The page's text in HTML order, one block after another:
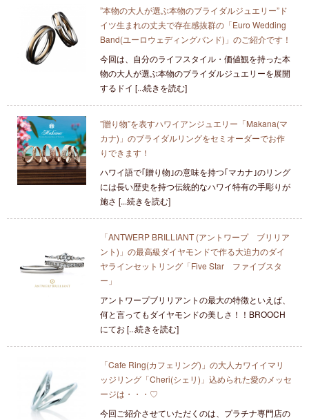
”本物の大人が選ぶ本物のブライダルジュエリー”ド
イツ生まれの丈夫で存在感抜群の「Euro Wedding
Band(ユーロウェディングバンド)」のご紹介です！
今回は、自分のライフスタイル・価値観を持った本
物の大人が選ぶ本物のブライダルジュエリーを展開
するドイ [...続きを読む]
”贈り物”を表すハワイアンジュエリー「Makana(マ
カナ)」のブライダルリングをセミオーダーでお作
りできます！
ハワイ語で｢贈り物｣の意味を持つ｢マカナ｣のリング
には長い歴史を持つ伝統的なハワイ特有の手彫りが
施さ [...続きを読む]
「ANTWERP BRILLIANT (アントワープ ブリリア
ント)」の最高級ダイヤモンドで作る大迫力のダイ
ヤラインセットリング「Five Star ファイブスタ
ー」
アントワープブリリアントの最大の特徴といえば、
何と言ってもダイヤモンドの美しさ！！BROOCH
にてお [...続きを読む]
「Cafe Ring(カフェリング)」の大人カワイイマリ
ッジリング「Cheri(シェリ)」込められた愛のメッセ
ージは・・・♡
今回ご紹介させていただくのは、プラチナ専門店の